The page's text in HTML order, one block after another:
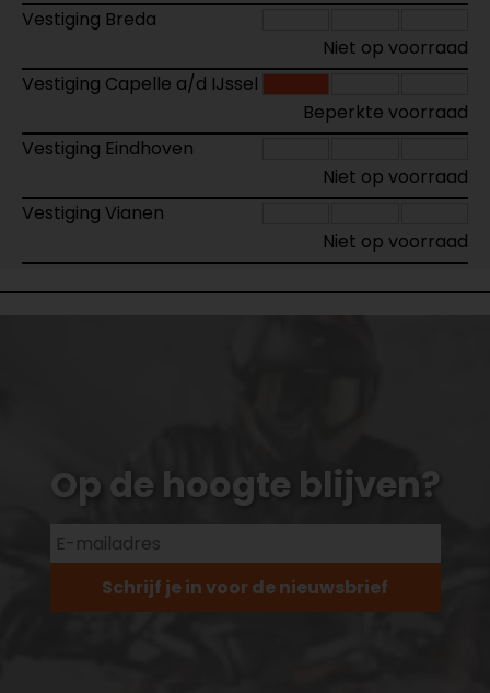
Vestiging Breda
Niet op voorraad
Vestiging Capelle a/d IJssel
Beperkte voorraad
Vestiging Eindhoven
Niet op voorraad
Vestiging Vianen
Niet op voorraad
Op de hoogte blijven?
Schrijf je in voor de nieuwsbrief